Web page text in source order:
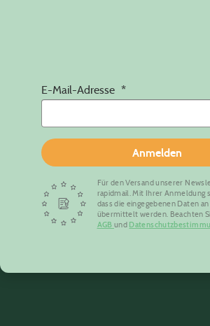
E-Mail-Adresse
Anmelden
Für den Versand unserer
rapidmail. Mit Ihrer Anmeldung
dass die eingegebenen Daten
übermittelt werden. Beachten
AGB und